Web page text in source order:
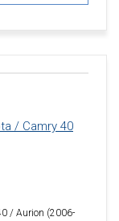
/ Camry 40
/ Aurion (2006-